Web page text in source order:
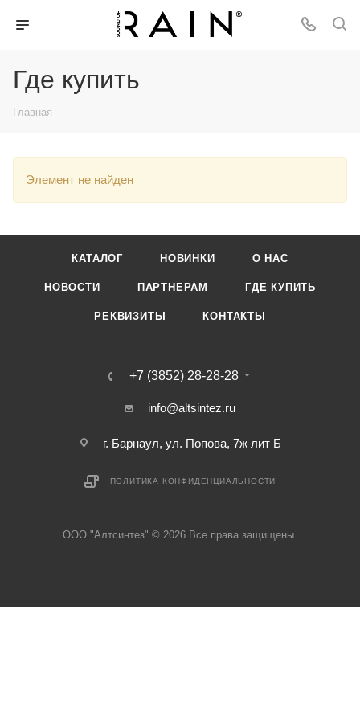
Где купить
Главная
Элемент не найден
КАТАЛОГ НОВИНКИ О НАС
НОВОСТИ ПАРТНЕРАМ ГДЕ КУПИТЬ
РЕКВИЗИТЫ КОНТАКТЫ
+7 (3852) 28-28-28
info@altsintez.ru
г. Барнаул, ул. Попова, 7ж лит Б
ПОЛИТИКА КОНФИДЕНЦИАЛЬНОСТИ
ООО "Алтсинтез" © 2026 Все права защищены.